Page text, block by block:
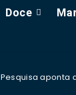
Doce
Pesquisa aponta